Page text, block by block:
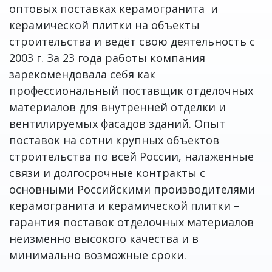
оптовых поставках керамогранита и
керамической плитки на объекты
строительства и ведёт свою деятельность с
2003 г. За 23 года работы компания
зарекомендовала себя как
профессиональный поставщик отделочных
материалов для внутренней отделки и
вентилируемых фасадов зданий. Опыт
поставок на сотни крупных объектов
строительства по всей России, налаженные
связи и долгосрочные контракты с
основными Российскими производителями
керамогранита и керамической плитки –
гарантия поставок отделочных материалов
неизменно высокого качества и в
минимально возможные сроки.